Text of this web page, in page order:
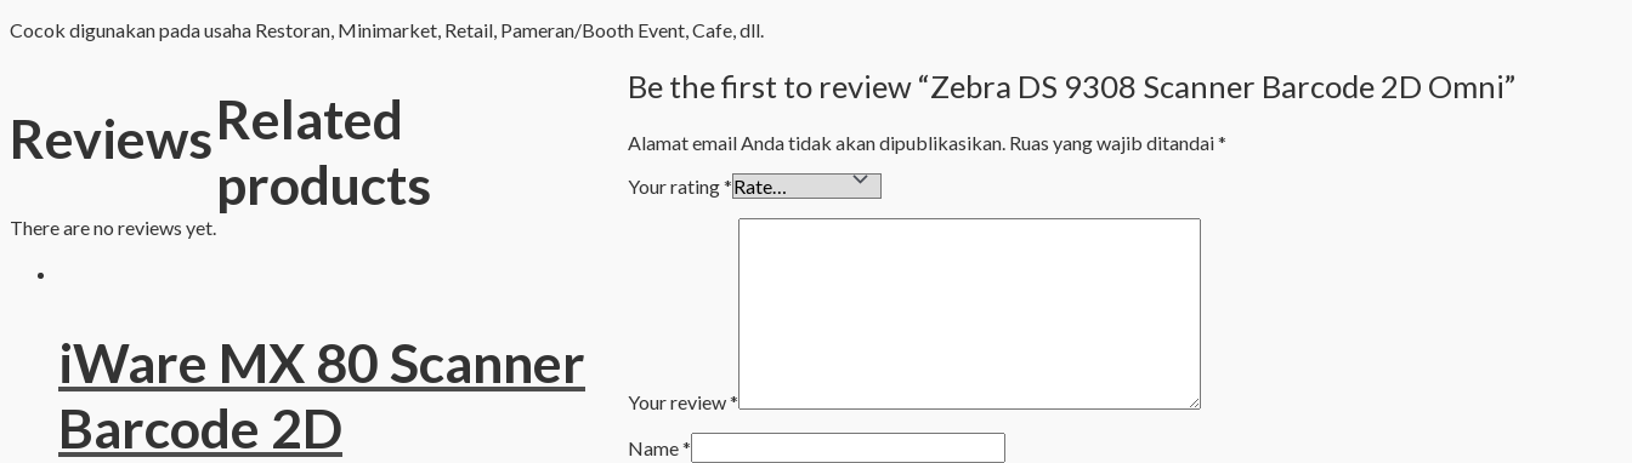
Cocok digunakan pada usaha Restoran, Minimarket, Retail, Pameran/Booth Event, Cafe, dll.
Reviews
There are no reviews yet.
Be the first to review “Zebra DS 9308 Scanner Barcode 2D Omni”
Alamat email Anda tidak akan dipublikasikan. Ruas yang wajib ditandai*
Your rating*
Your review*
Name*
Related
products
iWare MX 80 Scanner
Barcode 2D